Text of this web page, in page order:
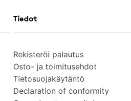
Tiedot
Rekisteröi palautus
Osto- ja toimitusehdot
Tietosuojakäytäntö
Declaration of conformity